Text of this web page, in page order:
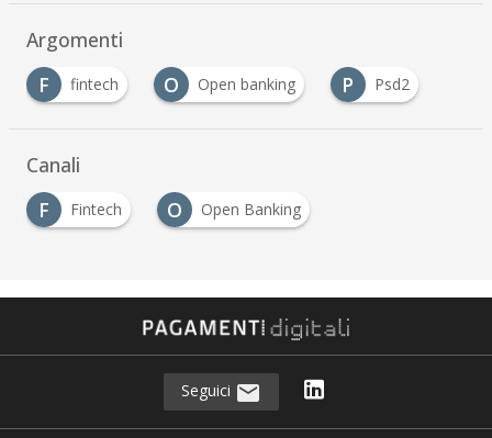
Argomenti
F
fintech O Open banking P Psd2
Canali
F
Fintech O Open Banking
Seguici